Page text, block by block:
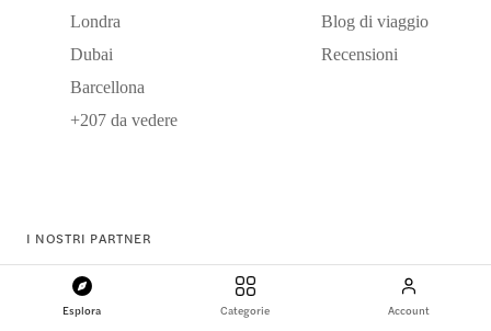
Esplora Categorie Account
Londra
Dubai
Barcellona
+207 da vedere
Blog di viaggio
Recensioni
I NOSTRI PARTNER
Fornitori di esperienze
Portale per affiliati